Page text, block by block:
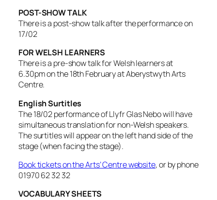
POST-SHOW TALK
There is a post-show talk after the performance on
17/02
FOR WELSH LEARNERS
There is a pre-show talk for Welsh learners at
6.30pm on the 18th February at Aberystwyth Arts
Centre.
English Surtitles
The 18/02 performance of Llyfr Glas Nebo will have
simultaneous translation for non-Welsh speakers.
The surtitles will appear on the left hand side of the
stage (when facing the stage).
Book tickets on the Arts’ Centre website, or by phone
01970 62 32 32
VOCABULARY SHEETS